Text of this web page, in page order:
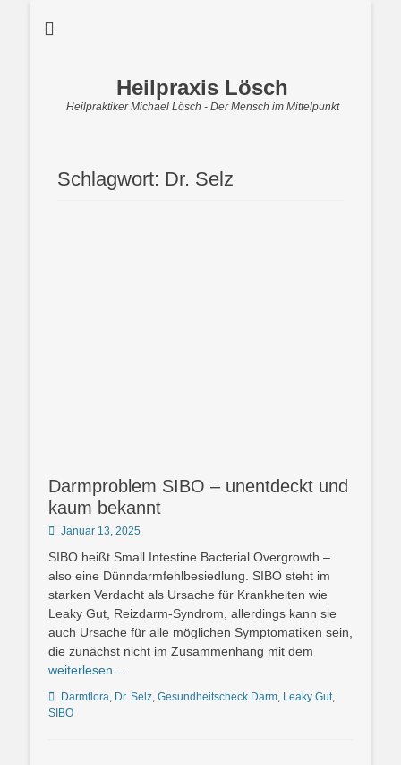
Heilpraxis Lösch
Heilpraktiker Michael Lösch - Der Mensch im Mittelpunkt
Schlagwort: Dr. Selz
Darmproblem SIBO – unentdeckt und
kaum bekannt
Posted
Januar 13, 2025
SIBO heißt Small Intestine Bacterial Overgrowth –
also eine Dünndarmfehlbesiedlung. SIBO steht im
starken Verdacht als Ursache für Krankheiten wie
Leaky Gut, Reizdarm-Syndrom, allerdings kann sie
auch Ursache für alle möglichen Symptomatiken sein,
die zunächst nicht im Zusammenhang mit dem
weiterlesen…
Schlagworte
Darmflora, Dr. Selz, Gesundheitscheck Darm, Leaky Gut,
SIBO